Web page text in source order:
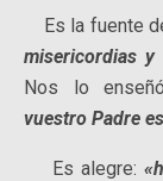
Es la fuente
misericordias y
Nos lo
vuestro Padre
Es alegre: